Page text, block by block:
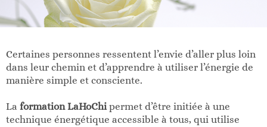
Certaines personnes ressentent l’envie d’aller plus loin
dans leur chemin et d’apprendre à utiliser l’énergie de
manière simple et consciente.
La formation LaHoChi permet d’être initiée à une
technique énergétique accessible à tous, qui utilise